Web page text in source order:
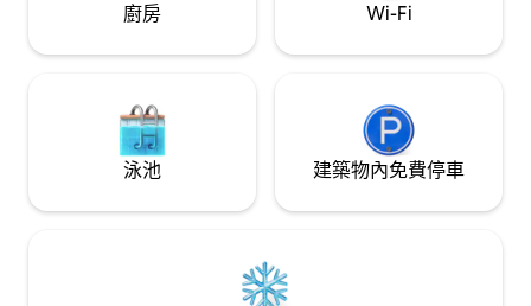
廚房 Wi-Fi
泳池 建築物內免費停車